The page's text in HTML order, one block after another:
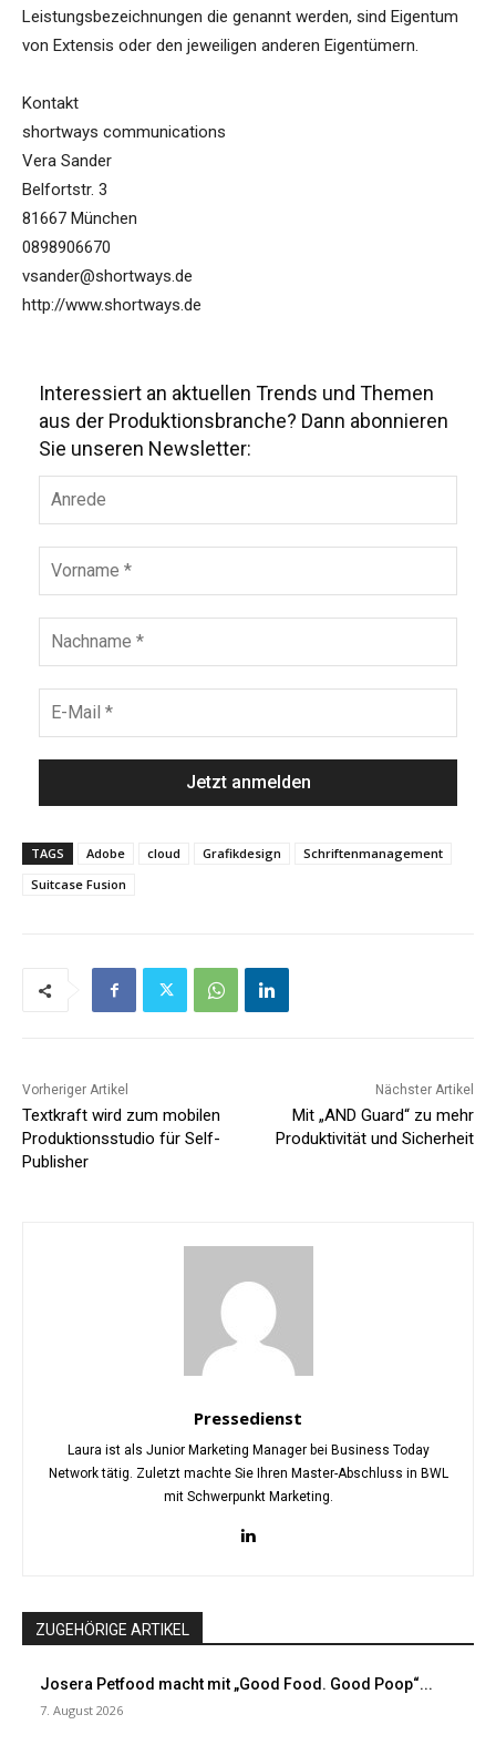
Leistungsbezeichnungen die genannt werden, sind Eigentum
von Extensis oder den jeweiligen anderen Eigentümern.
Kontakt
shortways communications
Vera Sander
Belfortstr. 3
81667 München
0898906670
vsander@shortways.de
http://www.shortways.de
Interessiert an aktuellen Trends und Themen
aus der Produktionsbranche? Dann abonnieren
Sie unseren Newsletter:
TAGS Adobe cloud Grafikdesign
Schriftenmanagement
Suitcase Fusion
Vorheriger Artikel
Textkraft wird zum mobilen
Produktionsstudio für Self-
Publisher
Nächster Artikel
Mit „AND Guard“ zu mehr
Produktivität und Sicherheit
Pressedienst
Laura ist als Junior Marketing Manager bei Business Today
Network tätig. Zuletzt machte Sie Ihren Master-Abschluss in BWL
mit Schwerpunkt Marketing.
ZUGEHÖRIGE ARTIKEL
Josera Petfood macht mit „Good Food. Good Poop“...
7. August 2026